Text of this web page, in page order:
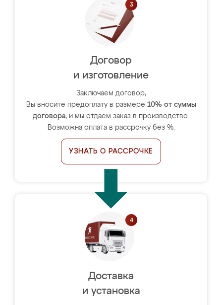
Договор
и изготовление
Заключаем договор,
Вы вносите предоплату в размере 10% от суммы
договора, и мы отдаём заказ в производство.
Возможна оплата в рассрочку без %.
УЗНАТЬ О РАССРОЧКЕ
Доставка
и установка